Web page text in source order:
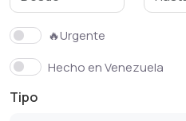
🔥Urgente
Hecho en Venezuela
Tipo